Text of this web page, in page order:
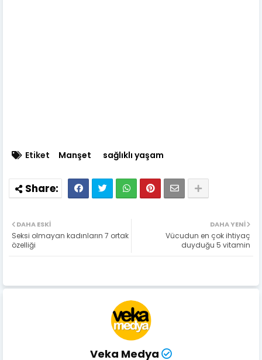
Etiket Manşet sağlıklı yaşam
DAHA YENI
Vücudun en çok ihtiyaç
duyduğu 5 vitamin
DAHA ESKI
Seksi olmayan kadınların 7 ortak
özelliği
Veka Medya